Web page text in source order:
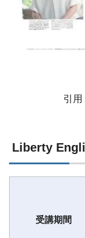
引用
Liberty
受講期間